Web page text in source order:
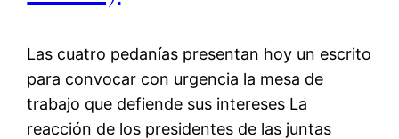
Las cuatro pedanías presentan hoy un escrito
para convocar con urgencia la mesa de
trabajo que defiende sus intereses La
reacción de los presidentes de las juntas